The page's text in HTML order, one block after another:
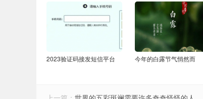
2023验证码接发短信平台 今年的白露节气悄然而